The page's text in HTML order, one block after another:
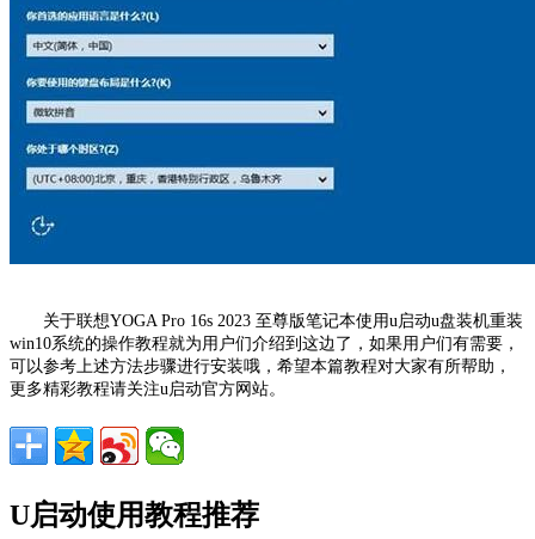
关于联想YOGA Pro 16s 2023 至尊版笔记本使用u启动u盘装机重装
win10系统的操作教程就为用户们介绍到这边了，如果用户们有需要，
可以参考上述方法步骤进行安装哦，希望本篇教程对大家有所帮助，
更多精彩教程请关注u启动官方网站。
U启动使用教程推荐